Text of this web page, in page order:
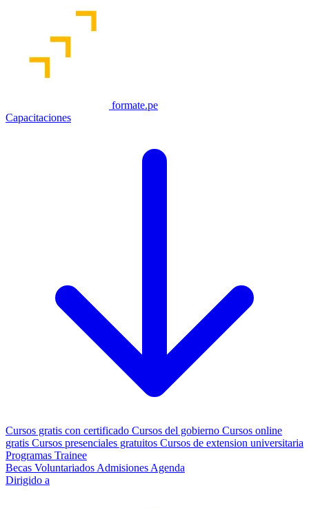
formate.pe
Capacitaciones
Cursos gratis con certificado Cursos del gobierno Cursos online
gratis Cursos presenciales gratuitos Cursos de extension universitaria
Programas Trainee
Becas Voluntariados Admisiones Agenda
Dirigido a